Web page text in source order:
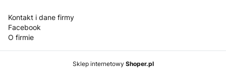
Kontakt i dane firmy
Facebook
O firmie
Sklep internetowy Shoper.pl